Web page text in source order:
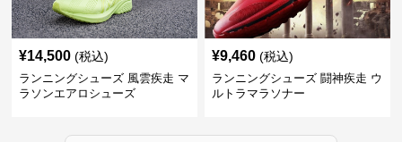
¥14,500 (税込)
ランニングシューズ 風雲疾走 マ
ラソンエアロシューズ
¥9,460 (税込)
ランニングシューズ 闘神疾走 ウ
ルトラマラソナー